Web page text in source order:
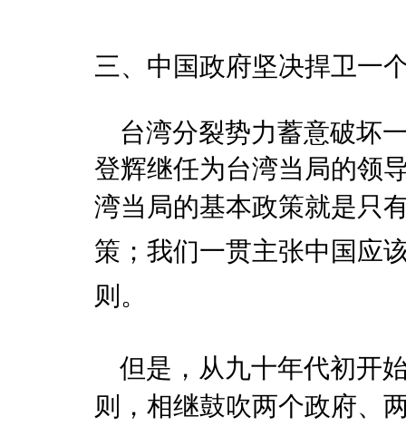
三、中国政府坚决捍卫一
台湾分裂势力蓄意破坏
登辉继任为台湾当局的领
湾当局的基本政策就是只
策；我们一贯主张中国应
则。
但是，从九十年代初开
则，相继鼓吹两个政府、